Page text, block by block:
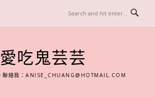
愛吃鬼芸芸
聯絡我：ANISE_CHUANG@HOTMAIL.COM